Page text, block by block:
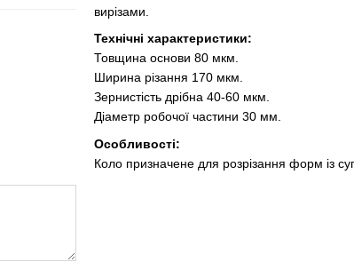
вирізами.
Технічні характеристики:
Товщина основи 80 мкм.
Ширина різання 170 мкм.
Зернистість дрібна 40-60 мкм.
Діаметр робочої частини 30 мм.
Особливості:
Коло призначене для розрізання форм із